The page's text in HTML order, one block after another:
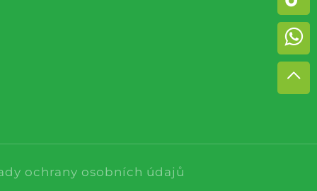
ochrany osobních údajů